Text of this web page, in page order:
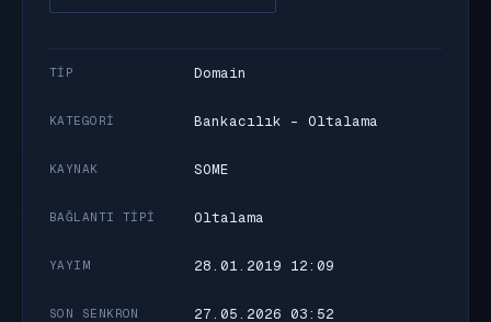
TIP Domain
KATEGORI Bankacılık - Oltalama
KAYNAK SOME
BAĞLANTI TIPI Oltalama
YAYIM 28.01.2019 12:09
SON SENKRON 27.05.2026 03:52